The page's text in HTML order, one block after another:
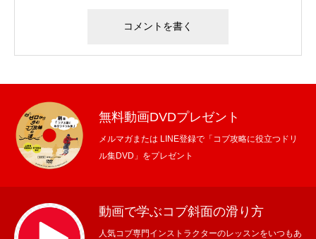
無料動画DVDプレゼント
メルマガまたは LINE登録で「コブ攻略に役立つドリ
ル集DVD」をプレゼント
動画で学ぶコブ斜面の滑り方
人気コブ専門インストラクターのレッスンをいつもあ